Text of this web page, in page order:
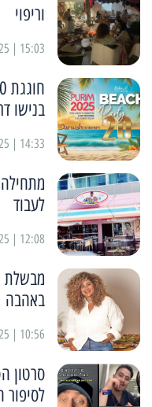
וריפוי
15:03 | 30/03/2025
בנישו
14:33 | 05/03/2025
לעבוד
12:08 | 04/03/2025
מבשלת
באהבה
10:56 | 14/02/2025
סרטון
לסיפור